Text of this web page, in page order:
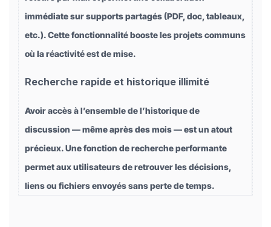
immédiate sur supports partagés (PDF, doc, tableaux,
etc.). Cette fonctionnalité booste les projets communs
où la réactivité est de mise.
Recherche rapide et historique illimité
Avoir accès à l’ensemble de l’historique de
discussion — même après des mois — est un atout
précieux. Une fonction de recherche performante
permet aux utilisateurs de retrouver les décisions,
liens ou fichiers envoyés sans perte de temps.